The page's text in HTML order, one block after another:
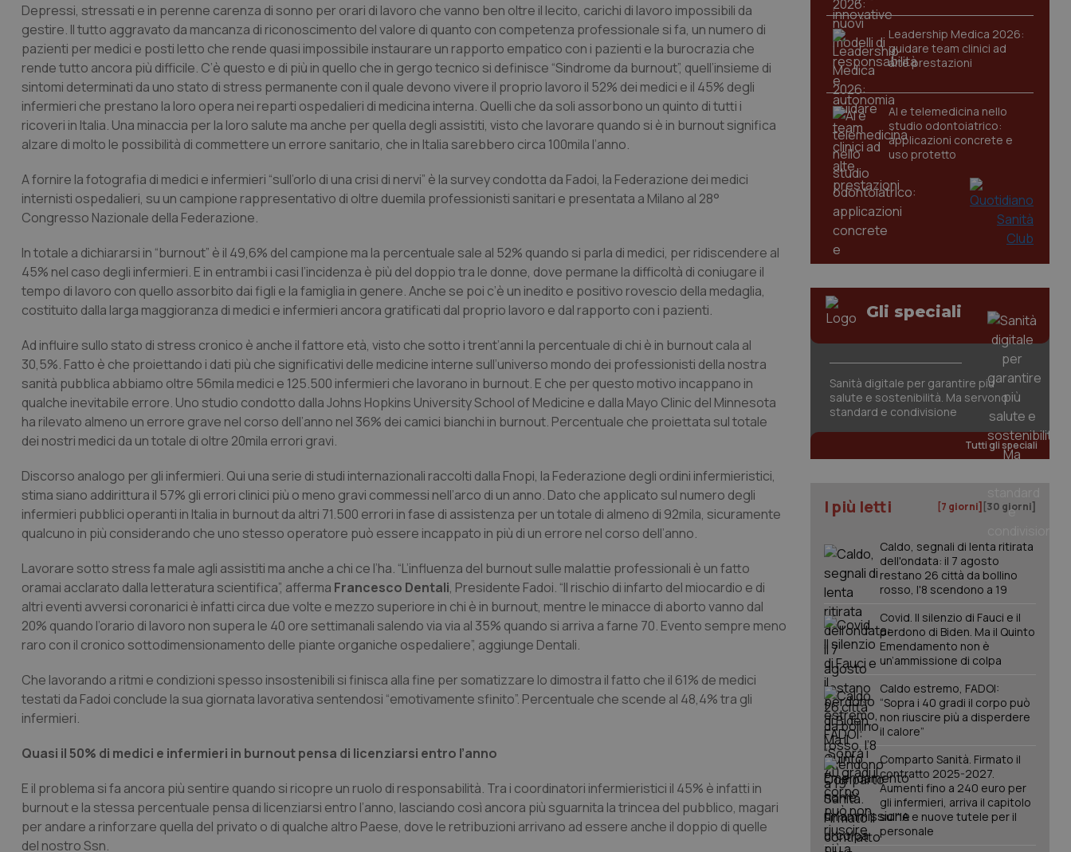
Depressi, stressati e in perenne carenza di sonno per orari di lavoro che vanno ben oltre il lecito, carichi di lavoro impossibili da
gestire. Il tutto aggravato da mancanza di riconoscimento del valore di quanto con competenza professionale si fa, un numero di
pazienti per medici e posti letto che rende quasi impossibile instaurare un rapporto empatico con i pazienti e la burocrazia che
rende tutto ancora più difficile. C’è questo e di più in quello che in gergo tecnico si definisce “Sindrome da burnout”, quell’insieme di
sintomi determinati da uno stato di stress permanente con il quale devono vivere il proprio lavoro il 52% dei medici e il 45% degli
infermieri che prestano la loro opera nei reparti ospedalieri di medicina interna. Quelli che da soli assorbono un quinto di tutti i
ricoveri in Italia. Una minaccia per la loro salute ma anche per quella degli assistiti, visto che lavorare quando si è in burnout significa
alzare di molto le possibilità di commettere un errore sanitario, che in Italia sarebbero circa 100mila l’anno.
A fornire la fotografia di medici e infermieri “sull’orlo di una crisi di nervi” è la survey condotta da Fadoi, la Federazione dei medici
internisti ospedalieri, su un campione rappresentativo di oltre duemila professionisti sanitari e presentata a Milano al 28°
Congresso Nazionale della Federazione.
In totale a dichiararsi in “burnout” è il 49,6% del campione ma la percentuale sale al 52% quando si parla di medici, per ridiscendere al
45% nel caso degli infermieri. E in entrambi i casi l’incidenza è più del doppio tra le donne, dove permane la difficoltà di coniugare il
tempo di lavoro con quello assorbito dai figli e la famiglia in genere. Anche se poi c’è un inedito e positivo rovescio della medaglia,
costituito dalla larga maggioranza di medici e infermieri ancora gratificati dal proprio lavoro e dal rapporto con i pazienti.
Ad influire sullo stato di stress cronico è anche il fattore età, visto che sotto i trent’anni la percentuale di chi è in burnout cala al
30,5%. Fatto è che proiettando i dati più che significativi delle medicine interne sull’universo mondo dei professionisti della nostra
sanità pubblica abbiamo oltre 56mila medici e 125.500 infermieri che lavorano in burnout. E che per questo motivo incappano in
qualche inevitabile errore. Uno studio condotto dalla Johns Hopkins University School of Medicine e dalla Mayo Clinic del Minnesota
ha rilevato almeno un errore grave nel corso dell’anno nel 36% dei camici bianchi in burnout. Percentuale che proiettata sul totale
dei nostri medici da un totale di oltre 20mila errori gravi.
Discorso analogo per gli infermieri. Qui una serie di studi internazionali raccolti dalla Fnopi, la Federazione degli ordini infermieristici,
stima siano addirittura il 57% gli errori clinici più o meno gravi commessi nell’arco di un anno. Dato che applicato sul numero degli
infermieri pubblici operanti in Italia in burnout da altri 71.500 errori in fase di assistenza per un totale di almeno di 92mila, sicuramente
qualcuno in più considerando che uno stesso operatore può essere incappato in più di un errore nel corso dell’anno.
Lavorare sotto stress fa male agli assistiti ma anche a chi ce l’ha. “L’influenza del burnout sulle malattie professionali è un fatto
oramai acclarato dalla letteratura scientifica”, afferma Francesco Dentali, Presidente Fadoi. “Il rischio di infarto del miocardio e di
altri eventi avversi coronarici è infatti circa due volte e mezzo superiore in chi è in burnout, mentre le minacce di aborto vanno dal
20% quando l’orario di lavoro non supera le 40 ore settimanali salendo via via al 35% quando si arriva a farne 70. Evento sempre meno
raro con il cronico sottodimensionamento delle piante organiche ospedaliere”, aggiunge Dentali.
Che lavorando a ritmi e condizioni spesso insostenibili si finisca alla fine per somatizzare lo dimostra il fatto che il 61% de medici
testati da Fadoi conclude la sua giornata lavorativa sentendosi “emotivamente sfinito”. Percentuale che scende al 48,4% tra gli
infermieri.
Quasi il 50% di medici e infermieri in burnout pensa di licenziarsi entro l’anno
E il problema si fa ancora più sentire quando si ricopre un ruolo di responsabilità. Tra i coordinatori infermieristici il 45% è infatti in
burnout e la stessa percentuale pensa di licenziarsi entro l’anno, lasciando così ancora più sguarnita la trincea del pubblico, magari
per andare a rinforzare quella del privato o di qualche altro Paese, dove le retribuzioni arrivano ad essere anche il doppio di quelle
del nostro Ssn.
Leadership Medica 2026:
guidare team clinici ad
alte prestazioni
AI e telemedicina nello
studio odontoiatrico:
applicazioni concrete e
uso protetto
Gli speciali
Sanità digitale per garantire più
salute e sostenibilità. Ma servono
standard e condivisione
Tutti gli speciali
I più letti [7 giorni] [30 giorni]
Caldo, segnali di lenta ritirata
dell'ondata: il 7 agosto
restano 26 città da bollino
rosso, l'8 scendono a 19
Covid. Il silenzio di Fauci e il
perdono di Biden. Ma il Quinto
Emendamento non è
un’ammissione di colpa
Caldo estremo, FADOI:
“Sopra i 40 gradi il corpo può
non riuscire più a disperdere
il calore”
Comparto Sanità. Firmato il
contratto 2025-2027.
Aumenti fino a 240 euro per
gli infermieri, arriva il capitolo
sull'IA e nuove tutele per il
personale